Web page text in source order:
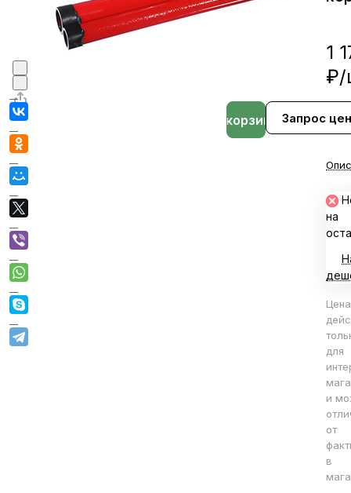
1
₽/
Запрос
В корзине
на
Цена
для
и
от
в